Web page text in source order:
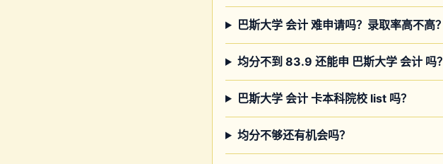
巴斯大学 会计 难申请吗？录取率高不高？
均分不到 83.9 还能申 巴斯大学 会计 吗？
巴斯大学 会计 卡本科院校 list 吗？
均分不够还有机会吗？